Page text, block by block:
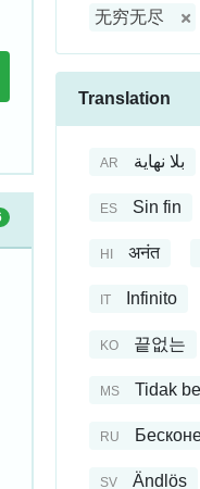
无穷无尽
Translation
AR بلا نهاية
ES Sin fin
HI अनंत
IT Infinito
KO 끝없는
MS Tidak
RU
SV Ändlös